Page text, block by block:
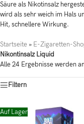
Säure als Nikotinsalz
wird als sehr weich im Hals
Hit, schnellere Wirkung.
Startseite » E-Zigaretten-
Nikontinsalz Liquid
Alle 24 Ergebnisse werden
Filtern
Auf Lager